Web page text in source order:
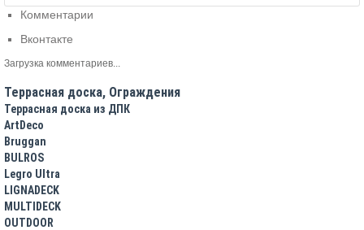
Комментарии
Вконтакте
Загрузка комментариев...
Террасная доска, Ограждения
Террасная доска из ДПК
ArtDeco
Bruggan
BULROS
Legro Ultra
LIGNADECK
MULTIDECK
OUTDOOR